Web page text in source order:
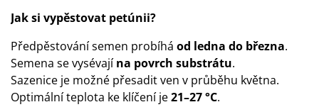
Jak si vypěstovat petúnii?
Předpěstování semen probíhá od ledna do března.
Semena se vysévajína povrch substrátu.
Sazenice je možné přesadit ven v průběhu května.
Optimální teplota ke klíčení je21–27 °C.